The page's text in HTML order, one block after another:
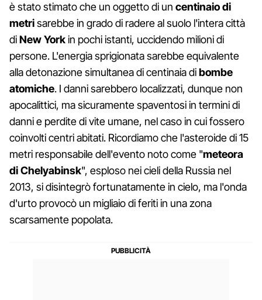
è stato stimato che un oggetto di un centinaio di
metrisarebbe in grado di radere al suolo l'intera città
diNew Yorkin pochi istanti, uccidendo milioni di
persone. L'energia sprigionata sarebbe equivalente
alla detonazione simultanea di centinaia dibombe
atomiche. I danni sarebbero localizzati, dunque non
apocalittici, ma sicuramente spaventosi in termini di
danni e perdite di vite umane, nel caso in cui fossero
coinvolti centri abitati. Ricordiamo che l'asteroide di 15
metri responsabile dell'evento noto come "meteora
di Chelyabinsk", esploso nei cieli della Russia nel
2013, si disintegrò fortunatamente in cielo, ma l'onda
d'urto provocò un migliaio di feriti in una zona
scarsamente popolata.